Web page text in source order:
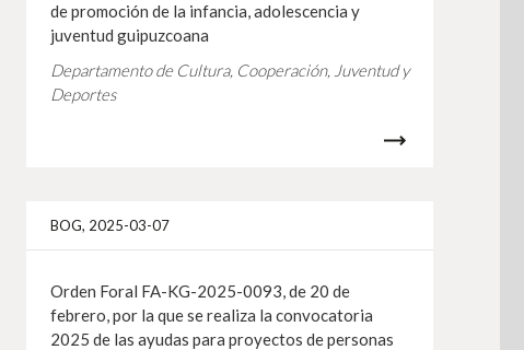
de promoción de la infancia, adolescencia y
juventud guipuzcoana
Departamento de Cultura, Cooperación, Juventud y
Deportes
Info gehiagoBOG, 2025-03-07
Orden Foral FA-KG-2025-0093, de 20 de
febrero, por la que se realiza la convocatoria
2025 de las ayudas para proyectos de personas